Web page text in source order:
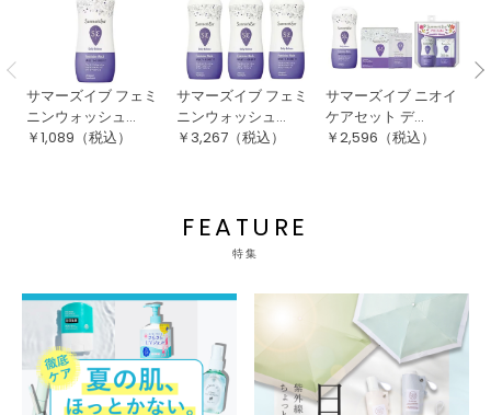
サマーズイブ フェミ
ニンウォッシュ...
￥1,089 （税込）
サマーズイブ フェミ
ニンウォッシュ...
￥ 3,267（税込）
サマーズイブ ニオイ
ケアセット デ...
￥2,596 （税込）
FEATURE
特集